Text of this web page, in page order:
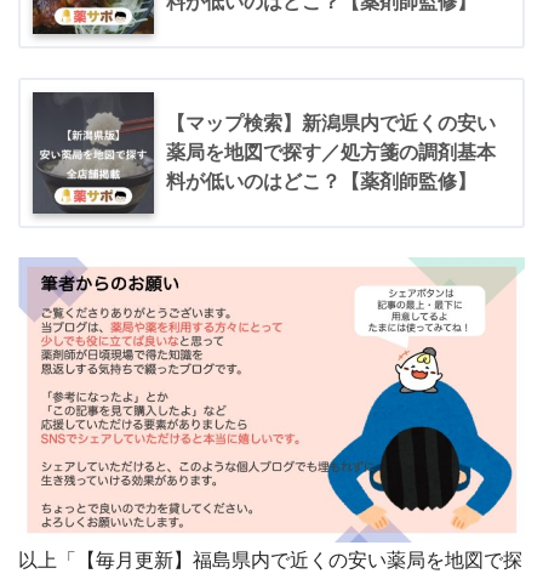
【マップ検索】新潟県内で近くの安い
薬局を地図で探す／処方箋の調剤基本
料が低いのはどこ？【薬剤師監修】
以上「【毎月更新】福島県内で近くの安い薬局を地図で探